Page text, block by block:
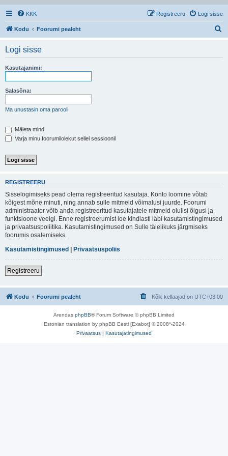
KKK Logi sisse
Registreeru
Kodu Foorumi pealeht
Logi sisse
Kasutajanimi:
Salasõna:
Ma unustasin oma parooli
Mäleta mind
Varja minu foorumilolekut sellel sessioonil
REGISTREERU
Sisselogimiseks pead olema registreeritud kasutaja. Konto loomine võtab
kõigest mõne minuti, ning annab sulle mitmeid võimalusi juurde. Foorumi
administraator võib anda registreeritud kasutajatele mitmeid olulisi õigusi ja
funktsioone veelgi. Enne registreerumist loe kindlasti läbi kasutamistingimused
ja privaatsuspoliitika. Kasutamistingimused on Sulle täielikuks järgmiseks
foorumis osalemiseks.
Kasutamistingimused | Privaatsuspoliis
Registreeru
Kodu Foorumi pealeht Kõik kellaajad on UTC+03:00
Arendas phpBB® Forum Software © phpBB Limited
Estonian translation by phpBB Eesti [Exabot] © 2008*-2024
Privaatsus | Kasutajatingimused